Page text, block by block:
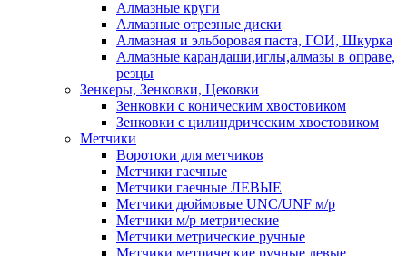
Алмазные круги
Алмазные отрезные диски
Алмазная и эльборовая паста, ГОИ, Шкурка
Алмазные карандаши,иглы,алмазы в оправе,
резцы
Зенкеры, Зенковки, Цековки
Зенковки с коническим хвостовиком
Зенковки с цилиндрическим хвостовиком
Метчики
Воротоки для метчиков
Метчики гаечные
Метчики гаечные ЛЕВЫЕ
Метчики дюймовые UNC/UNF м/р
Метчики м/р метрические
Метчики метрические ручные
Метчики метрические ручные левые